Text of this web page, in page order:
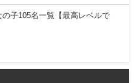
子105名一覧【最高レベルで